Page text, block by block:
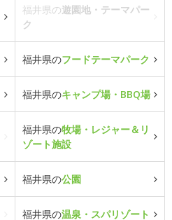
福井県の遊園地・テーマパー
ク
福井県のフードテーマパーク
福井県のキャンプ場・BBQ場
福井県の牧場・レジャー＆リ
ゾート施設
福井県の公園
福井県の温泉・スパリゾート